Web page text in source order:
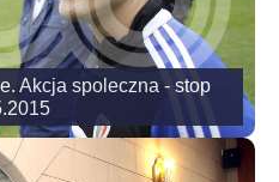
Akcja spoleczna - stop